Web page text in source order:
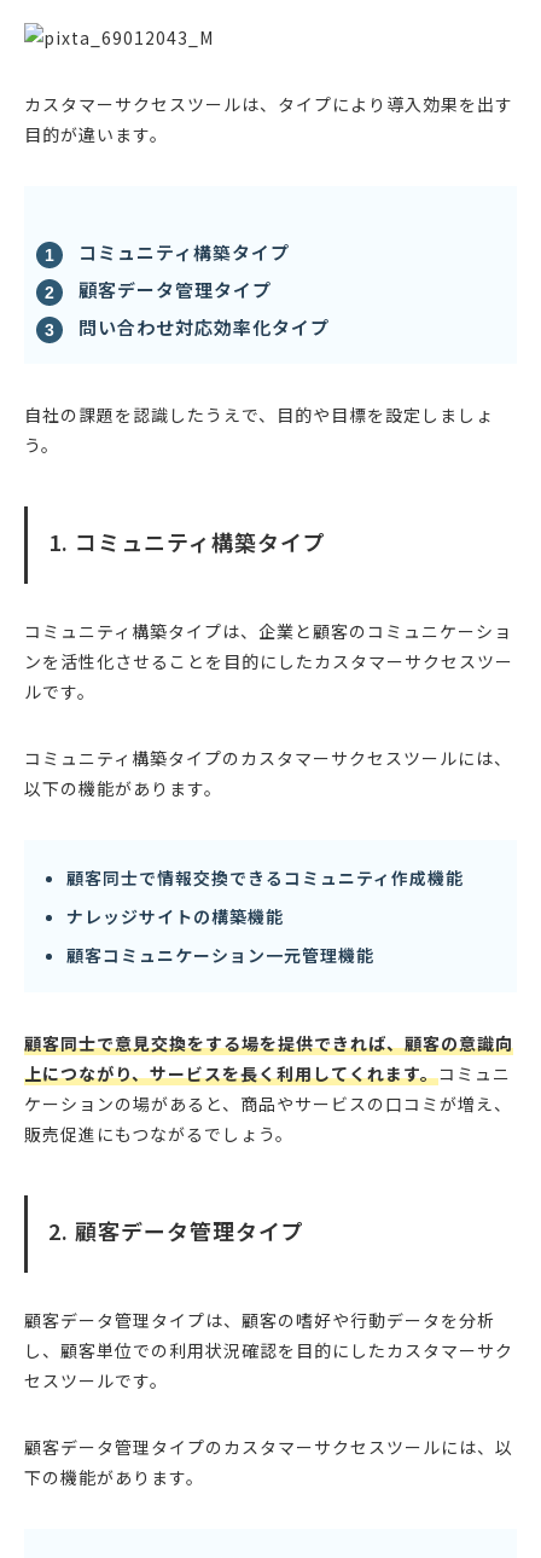
カスタマーサクセスツールは、タイプにより導入効果を出す
目的が違います。
コミュニティ構築タイプ
顧客データ管理タイプ
問い合わせ対応効率化タイプ
自社の課題を認識したうえで、目的や目標を設定しましょ
う。
1. コミュニティ構築タイプ
コミュニティ構築タイプは、企業と顧客のコミュニケーショ
ンを活性化させることを目的にしたカスタマーサクセスツー
ルです。
コミュニティ構築タイプのカスタマーサクセスツールには、
以下の機能があります。
顧客同士で情報交換できるコミュニティ作成機能
ナレッジサイトの構築機能
顧客コミュニケーション一元管理機能
顧客同士で意見交換をする場を提供できれば、顧客の意識向
上につながり、サービスを長く利用してくれます。コミュニ
ケーションの場があると、商品やサービスの口コミが増え、
販売促進にもつながるでしょう。
2. 顧客データ管理タイプ
顧客データ管理タイプは、顧客の嗜好や行動データを分析
し、顧客単位での利用状況確認を目的にしたカスタマーサク
セスツールです。
顧客データ管理タイプのカスタマーサクセスツールには、以
下の機能があります。